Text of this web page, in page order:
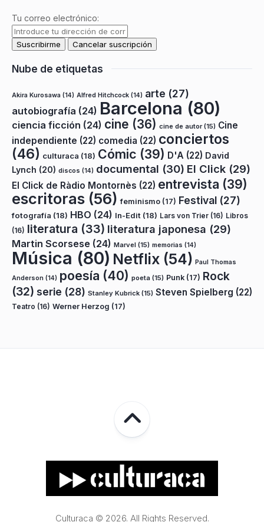
Tu correo electrónico:
Nube de etiquetas
Akira Kurosawa (14) Alfred Hitchcock (14) arte (27)
autobiografía (24) Barcelona (80)
ciencia ficción (24) cine (36) cine de autor(15) Cine
independiente (22) comedia (22) conciertos
(46) culturaca (18) Cómic (39) D'A (22) David
Lynch (20) discos (14) documental (30) El Click (29)
El Click de Ràdio Montornès (22) entrevista (39)
escritoras (56) feminismo (17) Festival (27)
fotografía (18) HBO (24) In-Edit (18) Lars von Trier (16) Libros
(16) literatura (33) literatura japonesa (29)
Martin Scorsese (24) Marvel (15) memorias (14)
Música (80) Netflix (54) Paul Thomas
Anderson (14) poesía (40) poeta (15) Punk (17) Rock
(32) serie (28) Stanley Kubrick (15) Steven Spielberg (22)
Teatro (16) Werner Herzog (17)
Culturaca © 2026. All Rights Reserved.